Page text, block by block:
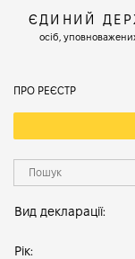
ЄДИНИЙ
осіб,
ПРО РЕЄСТР
Вид декларації:
Рік: